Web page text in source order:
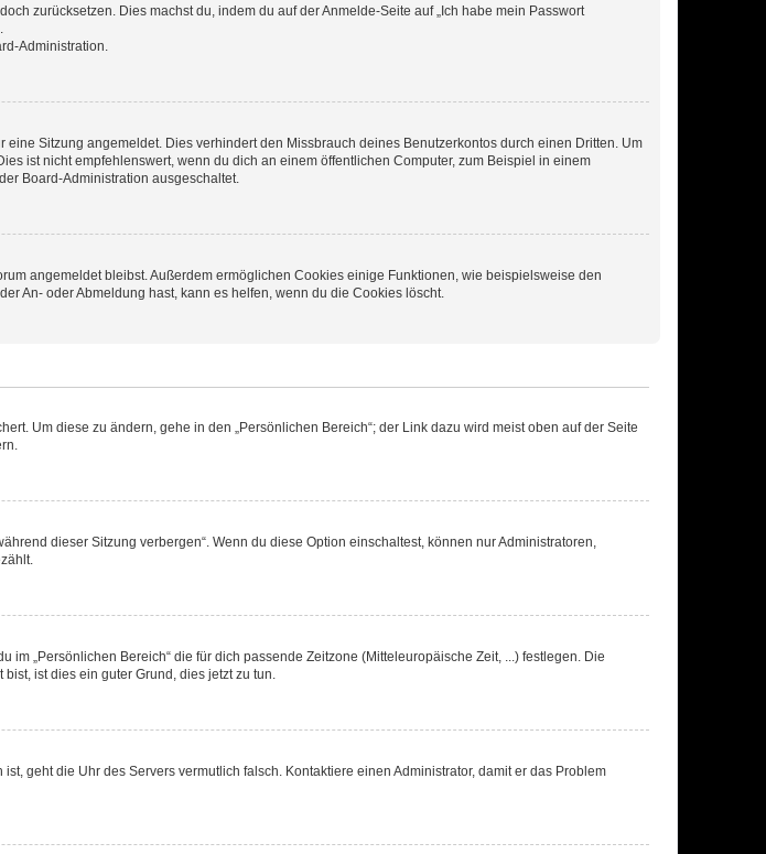
zurücksetzen. Dies machst du, indem du auf der Anmelde-Seite auf „Ich habe mein Passwort
Administration.
Sitzung angemeldet. Dies verhindert den Missbrauch deines Benutzerkontos durch einen Dritten. Um
ist nicht empfehlenswert, wenn du dich an einem öffentlichen Computer, zum Beispiel in einem
Board-Administration ausgeschaltet.
angemeldet bleibst. Außerdem ermöglichen Cookies einige Funktionen, wie beispielsweise den
An- oder Abmeldung hast, kann es helfen, wenn du die Cookies löscht.
Um diese zu ändern, gehe in den „Persönlichen Bereich“; der Link dazu wird meist oben auf der Seite
dieser Sitzung verbergen“. Wenn du diese Option einschaltest, können nur Administratoren,
„Persönlichen Bereich“ die für dich passende Zeitzone (Mitteleuropäische Zeit, ...) festlegen. Die
ist dies ein guter Grund, dies jetzt zu tun.
geht die Uhr des Servers vermutlich falsch. Kontaktiere einen Administrator, damit er das Problem